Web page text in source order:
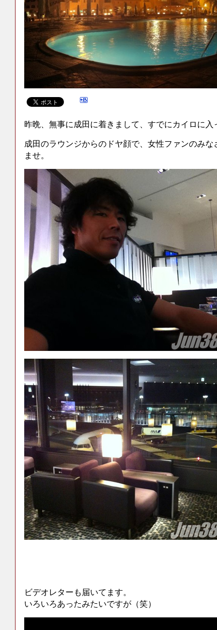
昨晩、無事に成田に着きまして、すでにカイロに入
成田のラウンジからのドヤ顔で、女性ファンのみ
ませ。
ビデオレターも届いてます。
いろいろあったみたいですが（笑）